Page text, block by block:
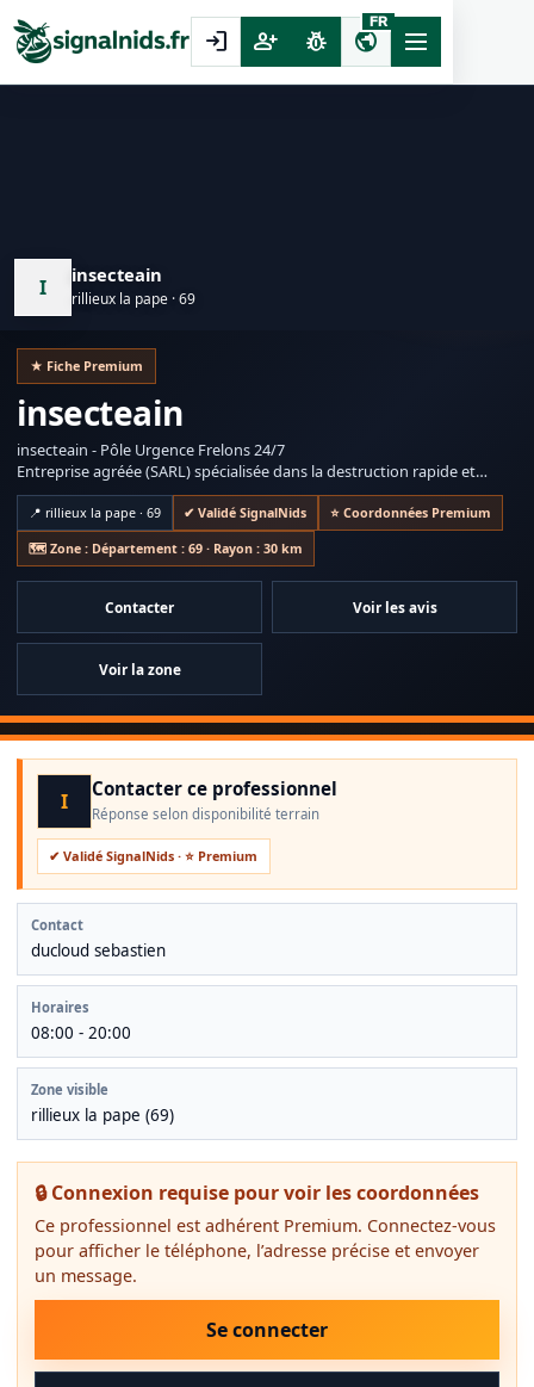
login person_add pest_control public
FR
I
insecteain
rillieux la pape · 69
★ Fiche Premium
insecteain
insecteain - Pôle Urgence Frelons 24/7
Entreprise agréée (SARL) spécialisée dans la destruction rapide et
sécurisée des nids de guêpes et frelons asiatiques. Insecteain garantit
une intervention chirurgicale en moins de 2 heures, de jour comme de
nuit, 7j/7, dans l'Ain et le nord du Rhône. Notre devise : Aussitôt
appelé, aussitôt traité.
Certibiocide / certification : 031519
Assurance professionnelle : insecteain
📍 rillieux la pape · 69 ✔ Validé SignalNids ⭐ Coordonnées Premium
🗺️ Zone : Département : 69 · Rayon : 30 km
Contacter Voir les avis
Voir la zone
I Contacter ce professionnel
Réponse selon disponibilité terrain
✔ Validé SignalNids · ⭐ Premium
Contact
ducloud sebastien
Horaires
08:00 - 20:00
Zone visible
rillieux la pape (69)
🔒 Connexion requise pour voir les coordonnées
Ce professionnel est adhérent Premium. Connectez-vous
pour afficher le téléphone, l’adresse précise et envoyer
un message.
Se connecter